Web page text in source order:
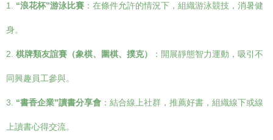
1. “浪花杯”游泳比賽 ：在條件允許的情況下，組織游泳競技，消暑健
身。
2. 棋牌類友誼賽（象棋、圍棋、撲克） ：開展靜態智力運動，吸引不
同興趣員工參與。
3. “書香企業”讀書分享會 ：結合線上社群，推薦好書，組織線下或線
上讀書心得交流。